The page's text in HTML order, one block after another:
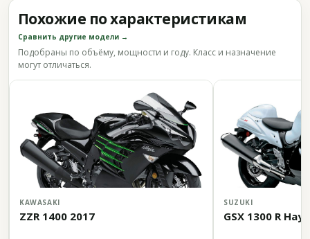
Похожие по характеристикам
Сравнить другие модели →
Подобраны по объёму, мощности и году. Класс и назначение
могут отличаться.
KAWASAKI
ZZR 1400 2017
SUZUKI
GSX 1300 R